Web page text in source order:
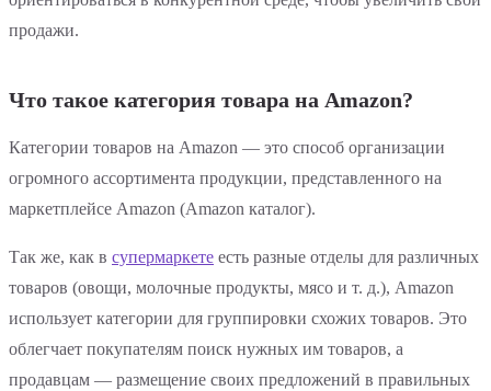
продажи.
Что такое категория товара на Amazon?
Категории товаров на Amazon — это способ организации
огромного ассортимента продукции, представленного на
маркетплейсе Amazon (Amazon каталог).
Так же, как в супермаркете есть разные отделы для различных
товаров (овощи, молочные продукты, мясо и т. д.), Amazon
использует категории для группировки схожих товаров. Это
облегчает покупателям поиск нужных им товаров, а
продавцам — размещение своих предложений в правильных